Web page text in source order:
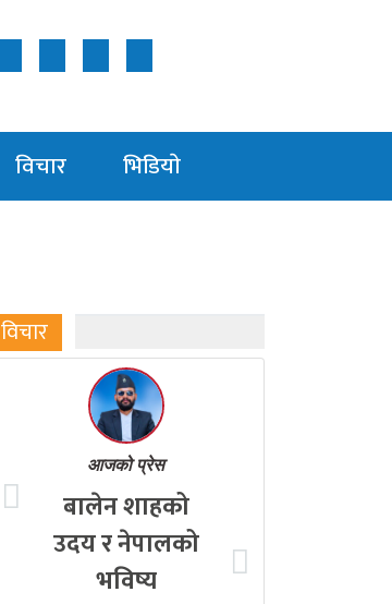
विचार भिडियाे
विचार
आजको प्रेस
बालेन शाहको
उदय र नेपालको
भविष्य